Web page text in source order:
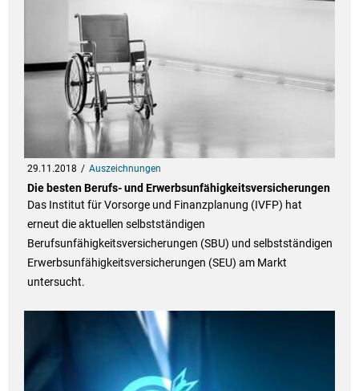
29.11.2018 Auszeichnungen
Die besten Berufs- und Erwerbsunfähigkeitsversicherungen
Das Institut für Vorsorge und Finanzplanung (IVFP) hat
erneut die aktuellen selbstständigen
Berufsunfähigkeitsversicherungen (SBU) und selbstständigen
Erwerbsunfähigkeitsversicherungen (SEU) am Markt
untersucht.